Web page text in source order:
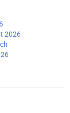
2026